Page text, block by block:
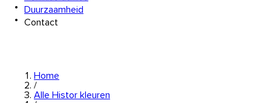
Duurzaamheid
Contact
Home
/
Alle Histor kleuren